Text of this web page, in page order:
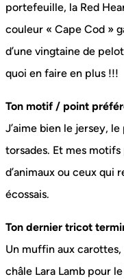
portefeuille, la Red
couleur « Cape Cod »
d’une vingtaine de
quoi en faire en plus !!!
Ton motif / point
J’aime bien le jersey,
torsades. Et mes
d’animaux ou ceux qui
écossais.
Ton dernier tricot
Un muffin aux carottes,
châle Lara Lamb pour le